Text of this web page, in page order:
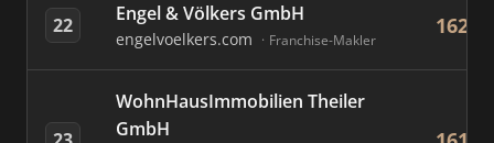
22 Engel & Völkers GmbH
engelvoelkers.com Franchise-Makler
162
WohnHausImmobilien Theiler
GmbH